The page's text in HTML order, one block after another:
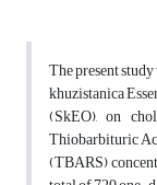
The present
khuzistanica
(SkEO), on
Thiobarbituric
(TBARS)